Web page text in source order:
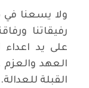
ولا يسعنا في
رفيقاتنا
على يد اعداء
العهد
القبلة للعدالة.